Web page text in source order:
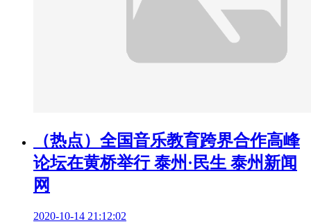
（热点）全国音乐教育跨界合作高峰
论坛在黄桥举行 泰州·民生 泰州新闻
网
2020-10-14 21:12:02